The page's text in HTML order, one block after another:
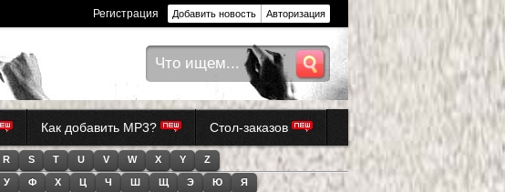
Регистрация Добавить новость Авторизация
Как добавить MP3? Стол-заказов
R S T U V W X Y Z
У Ф Х Ц Ч Ш Щ Э Ю Я